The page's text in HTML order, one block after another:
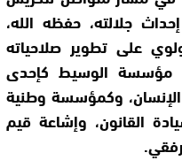
جلالته، حفظه الله،
على تطوير صلاحياته
مؤسسة الوسيط كإحدى
وكمؤسسة وطنية
القانون، وإشاعة قيم